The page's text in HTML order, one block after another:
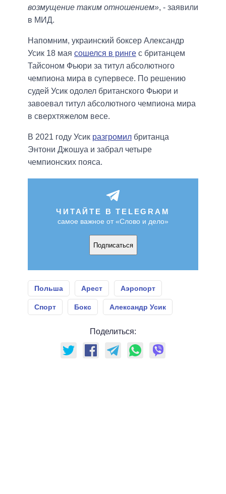
возмущение таким отношением», - заявили
в МИД.
Напомним, украинский боксер Александр
Усик 18 мая сошелся в ринге с британцем
Тайсоном Фьюри за титул абсолютного
чемпиона мира в супервесе. По решению
судей Усик одолел британского Фьюри и
завоевал титул абсолютного чемпиона мира
в сверхтяжелом весе.
В 2021 году Усик разгромил британца
Энтони Джошуа и забрал четыре
чемпионских пояса.
ЧИТАЙТЕ В TELEGRAM
самое важное от «Слово и дело»
Подписаться
Польша Арест Аэропорт
Спорт Бокс Александр Усик
Поделиться: